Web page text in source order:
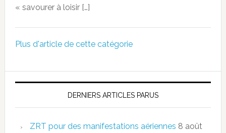
« savourer à loisir […]
Plus d'article de cette catégorie
DERNIERS ARTICLES PARUS
ZRT pour des manifestations aériennes 8 août